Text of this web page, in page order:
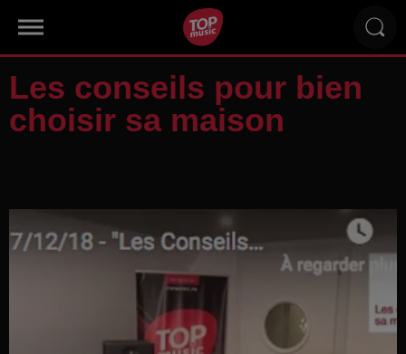
Les conseils pour bien
choisir sa maison